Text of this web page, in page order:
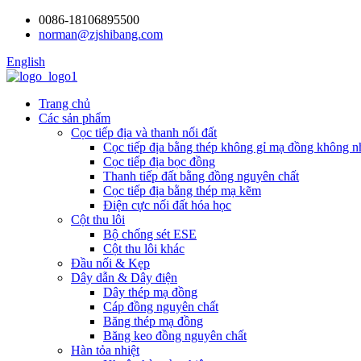
0086-18106895500
norman@zjshibang.com
English
Trang chủ
Các sản phẩm
Cọc tiếp địa và thanh nối đất
Cọc tiếp địa bằng thép không gỉ mạ đồng không
Cọc tiếp địa bọc đồng
Thanh tiếp đất bằng đồng nguyên chất
Cọc tiếp địa bằng thép mạ kẽm
Điện cực nối đất hóa học
Cột thu lôi
Bộ chống sét ESE
Cột thu lôi khác
Đầu nối & Kẹp
Dây dẫn & Dây điện
Dây thép mạ đồng
Cáp đồng nguyên chất
Băng thép mạ đồng
Băng keo đồng nguyên chất
Hàn tỏa nhiệt